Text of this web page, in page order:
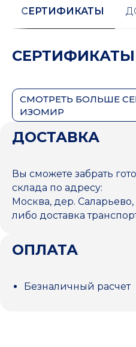
СЕРТИФИКАТЫ
СЕРТИФИКАТЫ
СМОТРЕТЬ БОЛЬШЕ
ИЗОМИР
ДОСТАВКА
Вы сможете забрать
склада по адресу:
Москва, дер. Саларьево,
либо доставка
ОПЛАТА
Безналичный расчет